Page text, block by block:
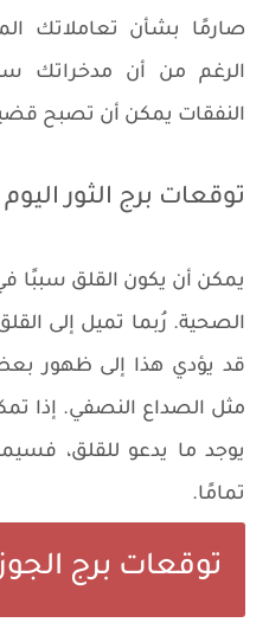
صارمًا بشأن تعاملاتك
الرغم من أن مدخراتك
النفقات يمكن أن تصبح
توقعات برج الثور
يمكن أن يكون القلق سببًا
الصحية. رُبما تميل إلى
قد يؤدي هذا إلى ظهور بعض
مثل الصداع النصفي. إذا
يوجد ما يدعو للقلق،
تمامًا.
توقعات برج